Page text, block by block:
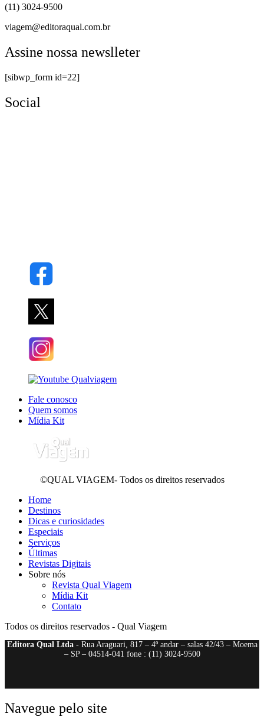
(11) 3024-9500
viagem@editoraqual.com.br
Assine nossa newslleter
[sibwp_form id=22]
Social
Fale conosco
Quem somos
Mídia Kit
©QUAL VIAGEM- Todos os direitos reservados
Home
Destinos
Dicas e curiosidades
Especiais
Serviços
Últimas
Revistas Digitais
Sobre nós
Revista Qual Viagem
Mídia Kit
Contato
Todos os direitos reservados - Qual Viagem
Editora Qual Ltda- Rua Araguari, 817 – 4º andar – salas 42/43 – Moema
– SP – 04514-041 fone : (11) 3024-9500
Navegue pelo site